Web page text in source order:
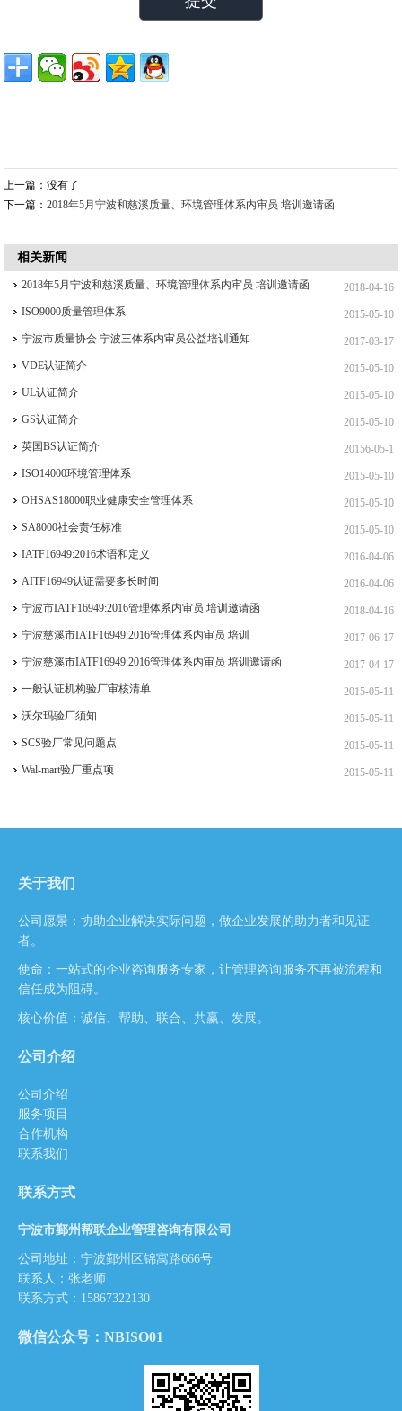
上一篇：没有了
下一篇：2018年5月宁波和慈溪质量、环境管理体系内审员 培训邀请函
相关新闻
2018-04-16
2018年5月宁波和慈溪质量、环境管理体系内审员 培训邀请函
2015-05-10
ISO9000质量管理体系
2017-03-17
宁波市质量协会 宁波三体系内审员公益培训通知
2015-05-10
VDE认证简介
2015-05-10
UL认证简介
2015-05-10
GS认证简介
20156-05-1
英国BS认证简介
2015-05-10
ISO14000环境管理体系
2015-05-10
OHSAS18000职业健康安全管理体系
2015-05-10
SA8000社会责任标准
2016-04-06
IATF16949:2016术语和定义
2016-04-06
AITF16949认证需要多长时间
2018-04-16
宁波市IATF16949:2016管理体系内审员 培训邀请函
2017-06-17
宁波慈溪市IATF16949:2016管理体系内审员 培训
2017-04-17
宁波慈溪市IATF16949:2016管理体系内审员 培训邀请函
2015-05-11
一般认证机构验厂审核清单
2015-05-11
沃尔玛验厂须知
2015-05-11
SCS验厂常见问题点
2015-05-11
Wal-mart验厂重点项
关于我们
公司愿景：协助企业解决实际问题，做企业发展的助力者和见证
者。
使命：一站式的企业咨询服务专家，让管理咨询服务不再被流程和
信任成为阻碍。
核心价值：诚信、帮助、联合、共赢、发展。
公司介绍
公司介绍
服务项目
合作机构
联系我们
联系方式
宁波市鄞州帮联企业管理咨询有限公司
公司地址：宁波鄞州区锦寓路666号
联系人：张老师
联系方式：15867322130
微信公众号：NBISO01